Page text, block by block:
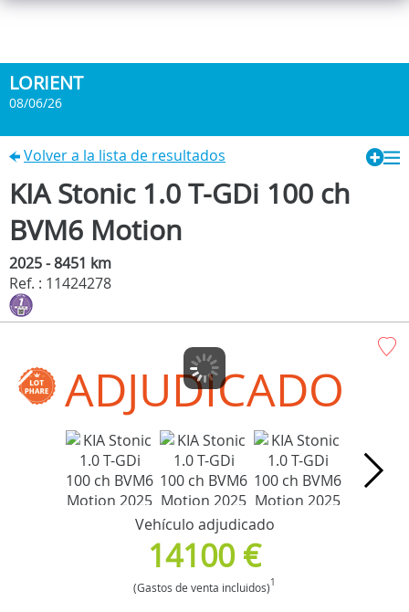
LORIENT
08/06/26
Volver a la lista de resultados
KIA Stonic 1.0 T-GDi 100 ch
BVM6 Motion
2025 - 8451 km
Ref. : 11424278
ADJUDICADO
Vehículo adjudicado
14100 €
(Gastos de venta incluidos)1